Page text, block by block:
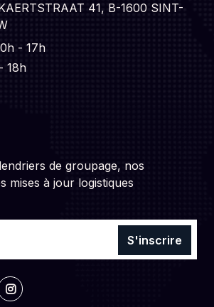
41, B-1600 SINT-
- 17h
18h
de groupage, nos
mises à jour logistiques
S'inscrire